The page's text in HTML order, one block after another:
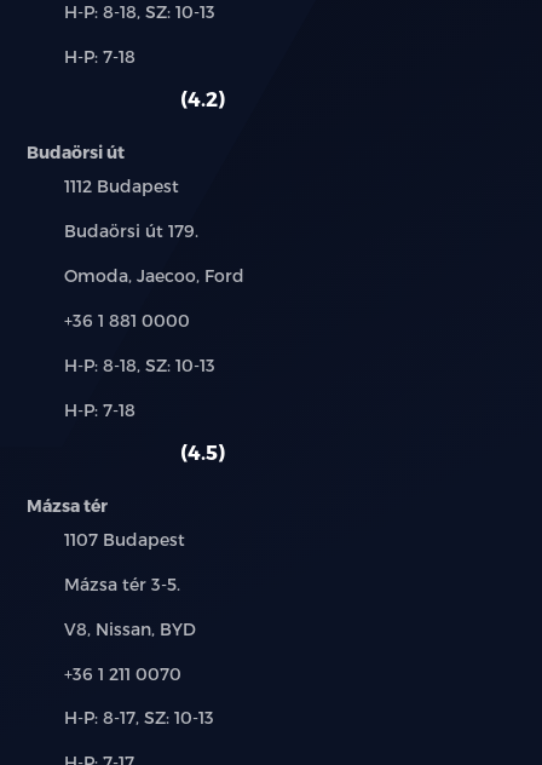
Új-
használt
H-P: 8-18, SZ: 10-13
Alkatrész,
H-P: 7-18
4.2
Budaörsi út
Település:
1112 Budapest
Cím:
Budaörsi út 179.
Márkák:
Omoda, Jaecoo, Ford
Telefon:
+36 1 881 0000
Új-
használt
H-P: 8-18, SZ: 10-13
Alkatrész,
H-P: 7-18
4.5
Mázsa tér
Település:
1107 Budapest
Cím:
Mázsa tér 3-5.
Márkák:
V8, Nissan, BYD
Telefon:
+36 1 211 0070
Új-
H-P: 8-17, SZ: 10-13